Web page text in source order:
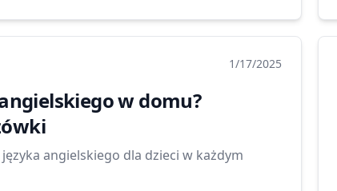
1/17/2025
w domu?
angielskiego dla dzieci w każdym